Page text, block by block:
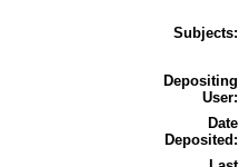
Subjects:
Depositing
User:
Date
Deposited: